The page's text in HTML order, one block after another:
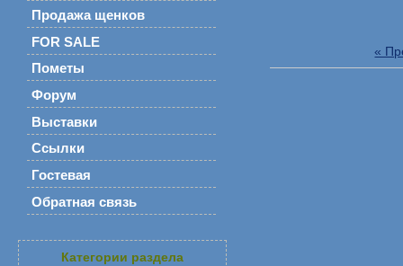
Продажа щенков
FOR SALE
Пометы
Форум
Выставки
Ссылки
Гостевая
Обратная связь
Категории раздела
«